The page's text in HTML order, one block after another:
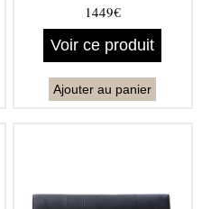
1449€
Voir ce produit
Ajouter au panier